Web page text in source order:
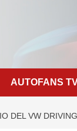
AUTOFANS TV
DEL VW